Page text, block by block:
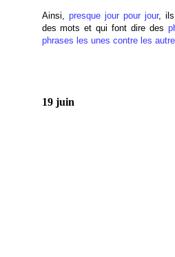
Ainsi, presque jour pour jour,
des mots et qui font dire des
phrases les unes contre les
19 juin